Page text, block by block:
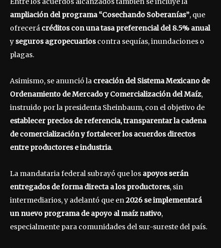
ampliación del programa “Cosechando Soberanías”, que
ofrecerá créditos con una tasa preferencial del 8.5% anual
y seguros agropecuarioscontra sequías, inundaciones o
plagas.
Asimismo, se anunció la creación del Sistema Mexicano de
Ordenamiento de Mercado y Comercialización del Maíz,
instruido por la presidenta Sheinbaum, con el objetivo de
establecer precios de referencia, transparentar la cadena
de comercialización y fortalecer los acuerdos directos
entre productores e industria.
La mandataria federal subrayó que los apoyos serán
entregados de forma directa a los productores, sin
intermediarios, y adelantó que en2026 se implementará
un nuevo programa de apoyo al maíz nativo,
especialmente para comunidades del sur-sureste del país.